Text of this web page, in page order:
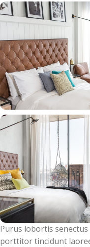
Purus lobortis
porttitor tincidunt